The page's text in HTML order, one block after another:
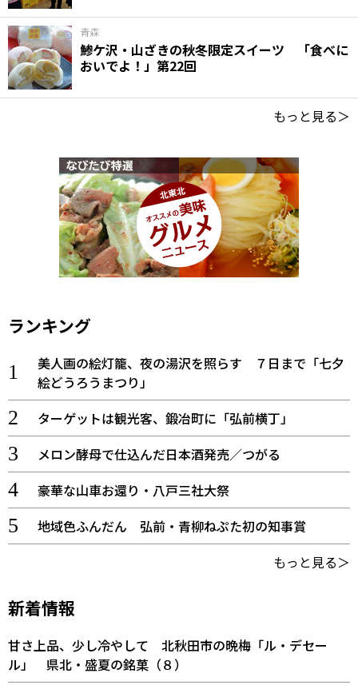
青森
鯵ケ沢・山ざきの秋冬限定スイーツ 「食べに
おいでよ！」第22回
もっと見る＞
ランキング
美人画の絵灯籠、夜の湯沢を照らす ７日まで「七夕
絵どうろうまつり」
ターゲットは観光客、鍛冶町に「弘前横丁」
メロン酵母で仕込んだ日本酒発売／つがる
豪華な山車お還り・八戸三社大祭
地域色ふんだん 弘前・青柳ねぷた初の知事賞
もっと見る＞
新着情報
甘さ上品、少し冷やして 北秋田市の晩梅「ル・デセー
ル」 県北・盛夏の銘菓（８）